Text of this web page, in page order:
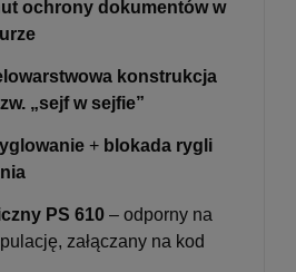
ochrony dokumentów w
konstrukcja
„sejf w sejfie”
+ blokada rygli
PS 610 – odporny na
załączany na kod